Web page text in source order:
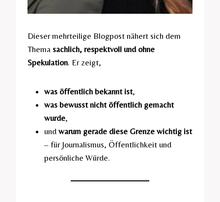
Dieser mehrteilige Blogpost nähert sich dem
Thema sachlich, respektvoll und ohne
Spekulation. Er zeigt,
was öffentlich bekannt ist,
was bewusst nicht öffentlich gemacht
wurde,
und warum gerade diese Grenze wichtig ist
– für Journalismus, Öffentlichkeit und
persönliche Würde.